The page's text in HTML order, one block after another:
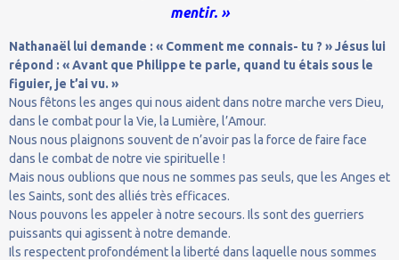
mentir. »
Nathanaël lui demande : « Comment me connais- tu ? » Jésus lui
répond : « Avant que Philippe te parle, quand tu étais sous le
figuier, je t’ai vu. »
Nous fêtons les anges qui nous aident dans notre marche vers Dieu,
dans le combat pour la Vie, la Lumière, l’Amour.
Nous nous plaignons souvent de n’avoir pas la force de faire face
dans le combat de notre vie spirituelle !
Mais nous oublions que nous ne sommes pas seuls, que les Anges et
les Saints, sont des alliés très efficaces.
Nous pouvons les appeler à notre secours. Ils sont des guerriers
puissants qui agissent à notre demande.
Ils respectent profondément la liberté dans laquelle nous sommes